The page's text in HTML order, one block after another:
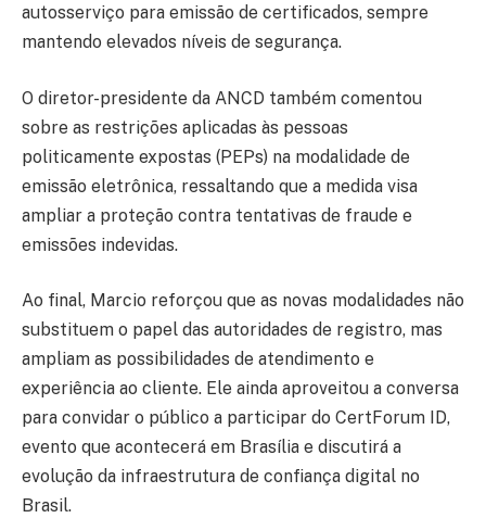
autosserviço para emissão de certificados, sempre
mantendo elevados níveis de segurança.
O diretor-presidente da ANCD também comentou
sobre as restrições aplicadas às pessoas
politicamente expostas (PEPs) na modalidade de
emissão eletrônica, ressaltando que a medida visa
ampliar a proteção contra tentativas de fraude e
emissões indevidas.
Ao final, Marcio reforçou que as novas modalidades não
substituem o papel das autoridades de registro, mas
ampliam as possibilidades de atendimento e
experiência ao cliente. Ele ainda aproveitou a conversa
para convidar o público a participar do CertForum ID,
evento que acontecerá em Brasília e discutirá a
evolução da infraestrutura de confiança digital no
Brasil.